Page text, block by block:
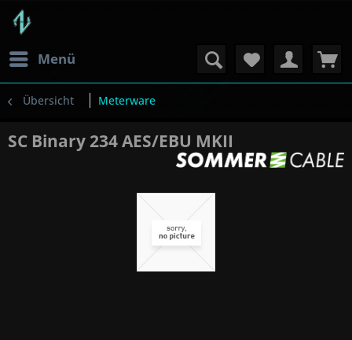
Menü
Übersicht Meterware
SC Binary 234 AES/EBU MKII